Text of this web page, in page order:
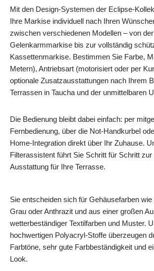
Mit den Design-Systemen der Eclipse-
Ihre Markise individuell nach Ihren
zwischen verschiedenen Modellen – von
Gelenkarmmarkise bis zur vollständig
Kassettenmarkise. Bestimmen Sie Farbe,
Metern), Antriebsart (motorisiert oder per
optionale Zusatzausstattungen nach Ihrem
Terrassen in Taucha und der unmittelbaren
Die Bedienung bleibt dabei einfach: per
Fernbedienung, über die Not-Handkurbel
Home-Integration direkt über Ihr Zuhause.
Filterassistent führt Sie Schritt für Schritt
Ausstattung für Ihre Terrasse.
Sie entscheiden sich für Gehäusefarben
Grau oder Anthrazit und aus einer großen
wetterbeständiger Textilfarben und Muster.
hochwertigen Polyacryl-Stoffe überzeugen
Farbtöne, sehr gute Farbbeständigkeit und
Look.